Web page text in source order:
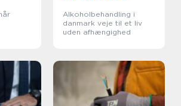
Alkoholbehandling i
danmark veje til et liv
uden afhængighed